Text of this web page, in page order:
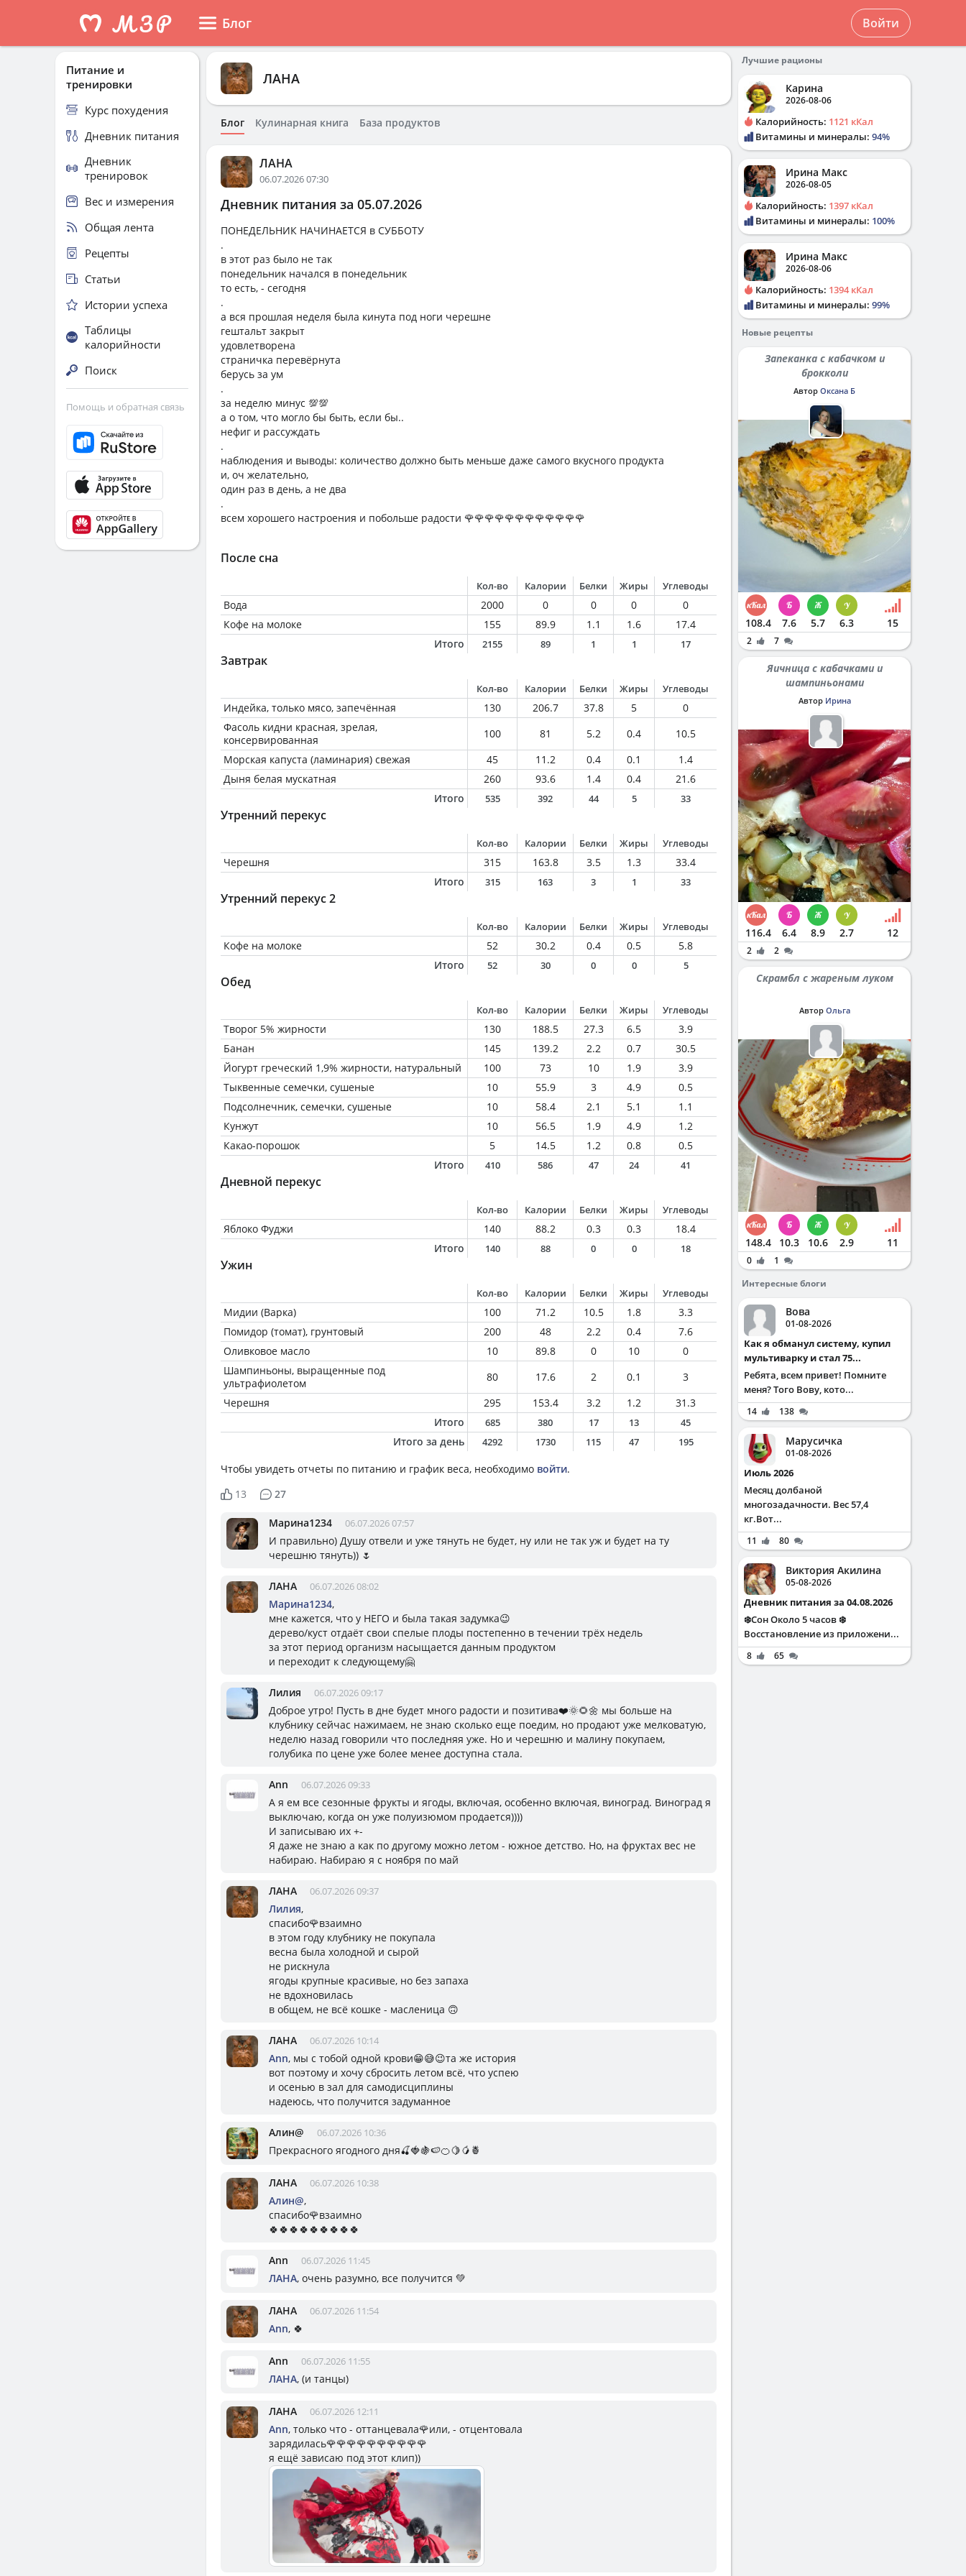
Блог Войти
ЛАНА
Блог Кулинарная книга База продуктов
ЛАНА
06.07.2026 07:30
Дневник питания за 05.07.2026
ПОНЕДЕЛЬНИК НАЧИНАЕТСЯ в СУББОТУ
.
в этот раз было не так
понедельник начался в понедельник
то есть, - сегодня
.
а вся прошлая неделя была кинута под ноги черешне
гештальт закрыт
удовлетворена
страничка перевёрнута
берусь за ум
.
за неделю минус 💯💯
а о том, что могло бы быть, если бы..
нефиг и рассуждать
.
наблюдения и выводы: количество должно быть меньше даже самого вкусного продукта
и, оч желательно,
один раз в день, а не два
.
всем хорошего настроения и побольше радости 🌹🌹🌹🌹🌹🌹🌹🌹🌹🌹🌹🌹
После сна
Кол-во Калории Белки Жиры Углеводы
Вода 2000 0 0 0
0
Кофе на молоке
155 89.9 1.1 1.6
17.4
Итого
2155 89 1 1 17
Завтрак
Кол-во Калории Белки Жиры Углеводы
Индейка, только мясо, запечённая 130 206.7 37.8 5
0
Фасоль кидни красная, зрелая,
консервированная
100 81 5.2 0.4
10.5
Морская капуста (ламинария) свежая
45 11.2 0.4 0.1
1.4
Дыня белая мускатная
260 93.6 1.4 0.4
21.6
Итого
535 392 44 5 33
Утренний перекус
Кол-во Калории Белки Жиры Углеводы
Черешня 315 163.8 3.5 1.3
33.4
Итого
315 163 3 1 33
Утренний перекус 2
Кол-во Калории Белки Жиры Углеводы
Кофе на молоке 52 30.2 0.4 0.5
5.8
Итого
52 30 0 0 5
Обед
Кол-во Калории Белки Жиры Углеводы
Творог 5% жирности 130 188.5 27.3 6.5
3.9
Банан
145 139.2 2.2 0.7
30.5
Йогурт греческий 1,9% жирности, натуральный
100 73 10 1.9
3.9
Тыквенные семечки, сушеные
10 55.9 3 4.9
0.5
Подсолнечник, семечки, сушеные
10 58.4 2.1 5.1
1.1
Кунжут
10 56.5 1.9 4.9
1.2
Какао-порошок
5 14.5 1.2 0.8
0.5
Итого
410 586 47 24 41
Дневной перекус
Кол-во Калории Белки Жиры Углеводы
Яблоко Фуджи 140 88.2 0.3 0.3
18.4
Итого
140 88 0 0 18
Ужин
Кол-во Калории Белки Жиры Углеводы
Мидии (Варка) 100 71.2 10.5 1.8
3.3
Помидор (томат), грунтовый
200 48 2.2 0.4
7.6
Оливковое масло
10 89.8 0 10
0
Шампиньоны, выращенные под
ультрафиолетом
80 17.6 2 0.1
3
Черешня
295 153.4 3.2 1.2
31.3
Итого
685 380 17 13 45
Итого за день 4292 1730 115 47 195
Чтобы увидеть отчеты по питанию и график веса, необходимо войти.
13
27
Марина1234 06.07.2026 07:57
И правильно) Душу отвели и уже тянуть не будет, ну или не так уж и будет на ту
черешню тянуть)) 🌷
ЛАНА 06.07.2026 08:02
Марина1234,
мне кажется, что у НЕГО и была такая задумка😉
дерево/куст отдаёт свои спелые плоды постепенно в течении трёх недель
за этот период организм насыщается данным продуктом
и переходит к следующему🤗
Лилия 06.07.2026 09:17
Доброе утро! Пусть в дне будет много радости и позитива❤️🌞🌻🌼 мы больше на
клубнику сейчас нажимаем, не знаю сколько еще поедим, но продают уже мелковатую,
неделю назад говорили что последняя уже. Но и черешню и малину покупаем,
голубика по цене уже более менее доступна стала.
Ann 06.07.2026 09:33
А я ем все сезонные фрукты и ягоды, включая, особенно включая, виноград. Виноград я
выключаю, когда он уже полуизюмом продается))))
И записываю их +-
Я даже не знаю а как по другому можно летом - южное детство. Но, на фруктах вес не
набираю. Набираю я с ноября по май
ЛАНА 06.07.2026 09:37
Лилия,
спасибо🌹взаимно
в этом году клубнику не покупала
весна была холодной и сырой
не рискнула
ягоды крупные красивые, но без запаха
не вдохновилась
в общем, не всё кошке - масленица 🙃
ЛАНА 06.07.2026 10:14
Ann, мы с тобой одной крови😁😅😉та же история
вот поэтому и хочу сбросить летом всё, что успею
и осенью в зал для самодисциплины
надеюсь, что получится задуманное
Алин@ 06.07.2026 10:36
Прекрасного ягодного дня🍒🍓🍇🍉🍊🍋🥭🍍
ЛАНА 06.07.2026 10:38
Алин@,
спасибо🌹взаимно
🍀🍀🍀🍀🍀🍀🍀🍀🍀
Ann 06.07.2026 11:45
ЛАНА, очень разумно, все получится 💚
ЛАНА 06.07.2026 11:54
Ann, 🍀
Ann 06.07.2026 11:55
ЛАНА, (и танцы)
ЛАНА 06.07.2026 12:11
Ann, только что - оттанцевала🌹или, - отцентовала
зарядилась🌹🌹🌹🌹🌹🌹🌹🌹🌹🌹
я ещё зависаю под этот клип))
Питание и
тренировки
Курс похудения
Дневник питания
Дневник
тренировок
Вес и измерения
Общая лента
Рецепты
Статьи
Истории успеха
Таблицы
калорийности
Поиск
Помощь и обратная связь
Лучшие рационы
Карина
2026-08-06
Калорийность: 1121 кКал
Витамины и минералы: 94%
Ирина Макс
2026-08-05
Калорийность: 1397 кКал
Витамины и минералы: 100%
Ирина Макс
2026-08-06
Калорийность: 1394 кКал
Витамины и минералы: 99%
Новые рецепты
Запеканка с кабачком и
брокколи
Автор Оксана Б
108.4 7.6 5.7 6.3 15
2 7
Яичница с кабачками и
шампиньонами
Автор Ирина
116.4 6.4 8.9 2.7 12
2 2
Скрамбл с жареным луком
Автор Ольга
148.4 10.3 10.6 2.9 11
0
1
Интересные блоги
Вова
01-08-2026
Как я обманул систему, купил
мультиварку и стал 75...
Ребята, всем привет! Помните
меня? Того Вову, кото...
14 138
Марусичка
01-08-2026
Июль 2026
Месяц долбаной
многозадачности. Вес 57,4
кг.Вот...
11 80
Виктория Акилина
05-08-2026
Дневник питания за 04.08.2026
❄️Сон Около 5 часов ❄️
Восстановление из приложени...
8 65